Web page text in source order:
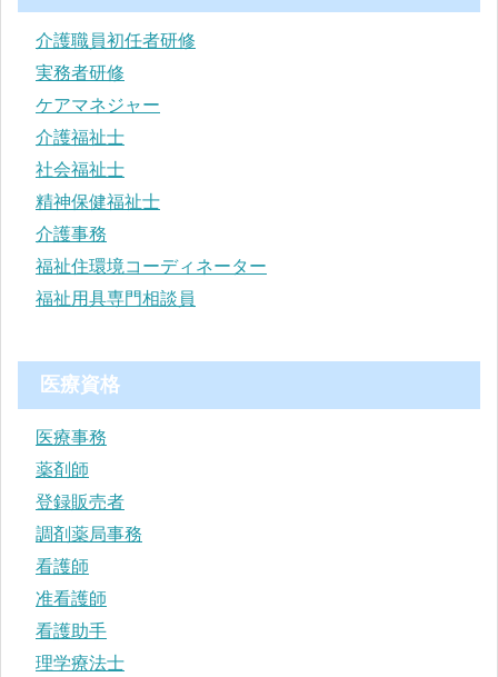
介護職員初任者研修
実務者研修
ケアマネジャー
介護福祉士
社会福祉士
精神保健福祉士
介護事務
福祉住環境コーディネーター
福祉用具専門相談員
医療資格
医療事務
薬剤師
登録販売者
調剤薬局事務
看護師
准看護師
看護助手
理学療法士